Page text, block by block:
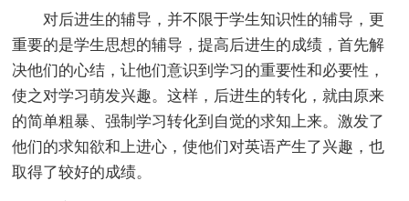
对后进生的辅导，并不限于学生知识性的辅导，更
重要的是学生思想的辅导，提高后进生的成绩，首先解
决他们的心结，让他们意识到学习的重要性和必要性，
使之对学习萌发兴趣。这样，后进生的转化，就由原来
的简单粗暴、强制学习转化到自觉的求知上来。激发了
他们的求知欲和上进心，使他们对英语产生了兴趣，也
取得了较好的成绩。